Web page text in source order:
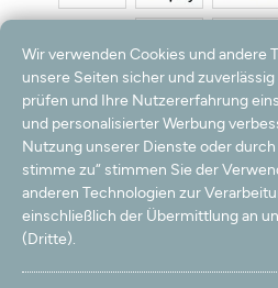
nur innerhalb Deutschlands
Hinweis:Wir nutzen Ihre E-Mail Adresse für
werden können. Ihre Daten werden
© 2003 - 2026 Rudolf Hossdorf Teppichhandel
Wir verwenden Cookies und andere
unsere Seiten sicher und
prüfen und Ihre Nutzererfahrung
und personalisierter Werbung
Nutzung unserer Dienste oder durch
stimme zu“ stimmen Sie der
anderen Technologien zur
einschließlich der Übermittlung an
(Dritte).